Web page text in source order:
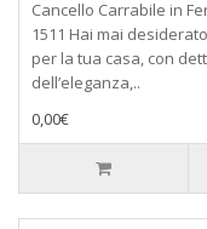
Cancello Carrabile in
1511 Hai mai
per la tua casa, con
dell’eleganza,..
0,00€